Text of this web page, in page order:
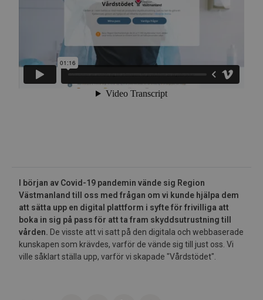
I början av Covid-19 pandemin vände sig Region
Västmanland till oss med frågan om vi kunde hjälpa dem
att sätta upp en digital plattform i syfte för frivilliga att
boka in sig på pass för att ta fram skyddsutrustning till
vården. De visste att vi satt på den digitala och webbaserade
kunskapen som krävdes, varför de vände sig till just oss. Vi
ville såklart ställa upp, varför vi skapade "Vårdstödet".